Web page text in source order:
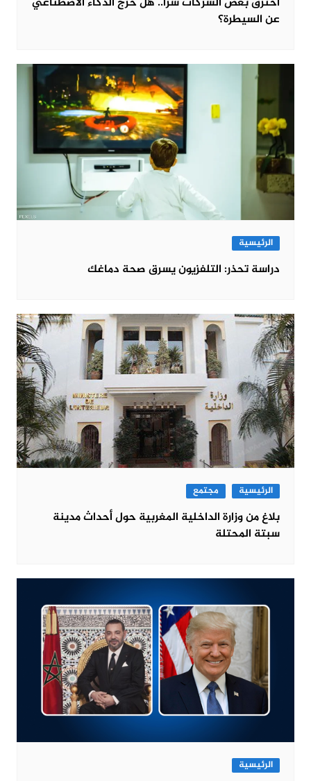
عن السيطرة؟
الرئيسية
دراسة تحذر: التلفزيون يسرق صحة دماغك
الرئيسية مجتمع
بلاغ من وزارة الداخلية المغربية حول أحداث مدينة
سبتة المحتلة
الرئيسية